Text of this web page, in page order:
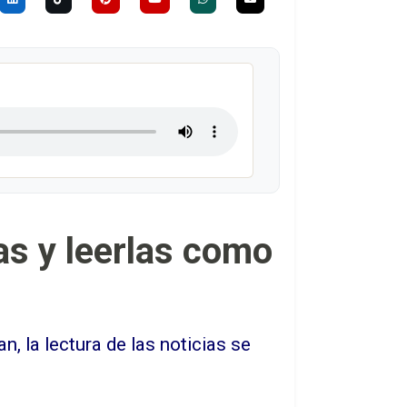
y leerlas como
la lectura de las noticias se